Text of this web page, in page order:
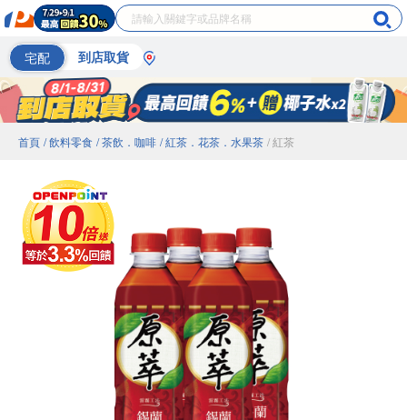
宅配 到店取貨
首頁 / 飲料零食 / 茶飲．咖啡 / 紅茶．花茶．水果茶 / 紅茶